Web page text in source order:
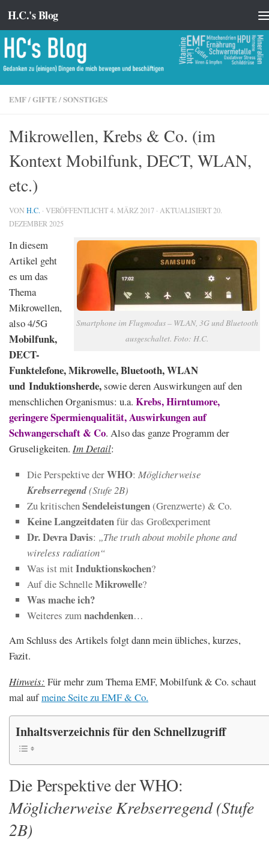
Zum Inhalt springen
H.C.'s Blog
EMF/GIFTE/SONSTIGES
Mikrowellen, Krebs & Co. (im
Kontext Mobilfunk, DECT, WLAN,
etc.)
VON H.C. · VERÖFFENTLICHT4. MÄRZ 2017 · AKTUALISIERT 20.
DEZEMBER 2025
Smartphone im Flugmodus – WLAN, 3G und Bluetooth
ausgeschaltet. Foto: H.C.
In diesem
Artikel geht
es um das
Thema
Mikrowellen,
also 4/5G
Mobilfunk,
DECT-
Funktelefone, Mikrowelle, Bluetooth, WLAN
und Induktionsherde,sowie deren Auswirkungen auf den
menschlichen Organismus: u.a. Krebs, Hirntumore,
geringere Spermienqualität, Auswirkungen auf
Schwangerschaft & Co. Also das ganze Programm der
Gruseligkeiten. Im Detail:
Die Perspektive derWHO: Möglicherweise
Krebserregend(Stufe 2B)
Zu kritischenSendeleistungen(Grenzwerte) & Co.
Keine Langzeitdatenfür das Großexperiment
Dr. Devra Davis: „The truth about mobile phone and
wireless radiation“
Was ist mitInduktionskochen?
Auf die SchnelleMikrowelle?
Was mache ich?
Weiteres zumnachdenken…
Am Schluss des Artikels folgt dann mein übliches, kurzes,
Fazit.
Hinweis: Für mehr zum Thema EMF, Mobilfunk & Co. schaut
mal aufmeine Seite zu EMF & Co.
Inhaltsverzeichnis für den Schnellzugriff
Die Perspektive der WHO:
Möglicherweise Krebserregend (Stufe
2B)